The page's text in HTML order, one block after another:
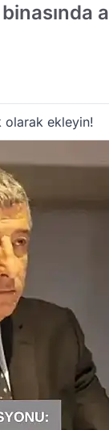
olarak ekleyin!